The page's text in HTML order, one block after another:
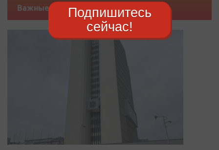
Важные новостиПодпишитесь
сейчас!